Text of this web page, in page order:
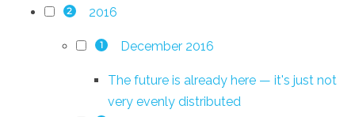
2 2016
1 December 2016
The future is already here — it's just not
very evenly distributed